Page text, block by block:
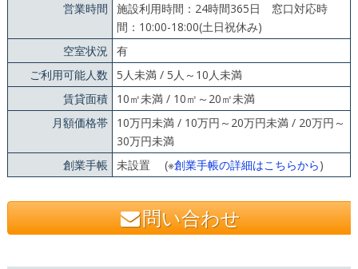
営業時間
施設利用時間：24時間365日 窓口対応時
間：10:00-18:00(土日祝休み)
空室状況 有
ご利用可能人数
5人未満 / 5人～10人未満
賃貸面積
10㎡未満 / 10㎡～20㎡未満
月額価格帯
10万円未満 / 10万円～20万円未満 / 20万円～
30万円未満
創業手帳 未設置 (※創業手帳の詳細はこちらから)
問い合わせ